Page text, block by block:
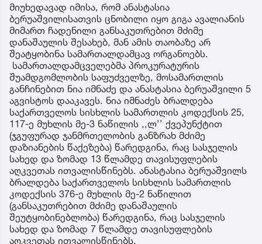
მიუხედავად იმისა, რომ ანასტასია
ბერუაშვილისათვის ცნობილი იყო გიგა ავალიანის
მიმართ ჩადენილი განსაკუთრებით მძიმე
დანაშაულის შესახებ, მან ამის თაობაზე არ
შეატყობინა სამართალდამცავ ორგანოებს.
სამართალდამცველებმა პროკურატურის
შუამდგომლობის საფუძველზე, მოსამართლის
განჩინებით ნია იმნაძე და ანასტასია ბერუაშვილი 5
აგვისტოს დააკავეს. ნია იმნაძეს ბრალდება
საქართველოს სისხლის სამართლის კოდექსის 25,
117-ე მუხლის მე-3 ნაწილის ,,ლ’’ ქვეპუნქტით
(ჯგუფურად ჯანმრთელობის განზრახ მძიმე
დაზიანების წაქეზება) წარედგინა, რაც სასჯელის
სახედ და ზომად 13 წლამდე თავისუფლების
აღკვეთას ითვალისწინებს. ანასტასია ბერუაშვილს
ბრალდება საქართველოს სისხლის სამართლის
კოდექსის 376-ე მუხლის მე-2 ნაწილით
(განსაკუთრებით მძიმე დანაშაულის
შეუტყობინებლობა) წარედგინა, რაც სასჯელის
სახედ და ზომად 7 წლამდე თავისუფლების
აღკვეთას ითვალისწინებს.